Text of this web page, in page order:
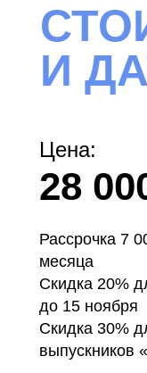
И
Цена:
28
Рассрочка 7
месяца
Скидка 20%
до 15 ноября
Скидка 30%
выпускников